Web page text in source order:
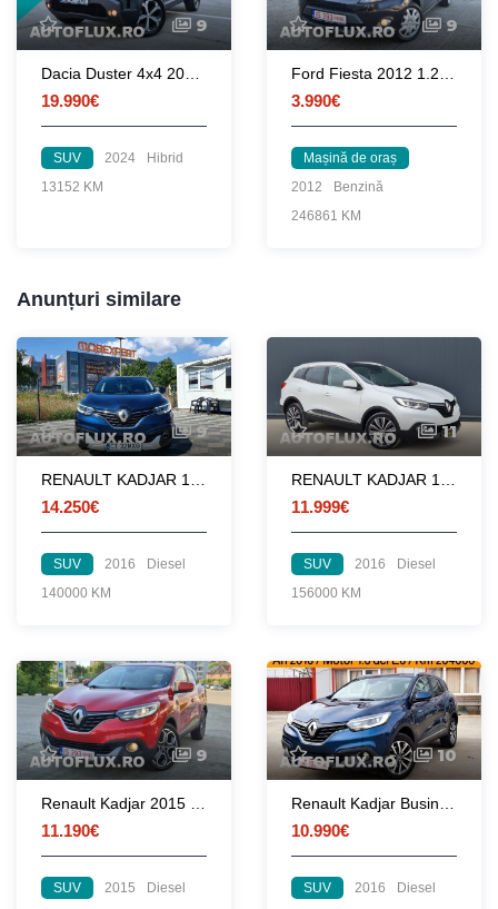
9
19.990€
SUV 2024
Hibrid
13152 KM
9
3.990€
Mașină de oraș
2012
Benzină
246861 KM
Anunțuri similare
9
14.250€
SUV 2016
Diesel
140000 KM
11
11.999€
SUV 2016
Diesel
156000 KM
9
11.190€
SUV 2015
Diesel
10
10.990€
SUV 2016
Diesel